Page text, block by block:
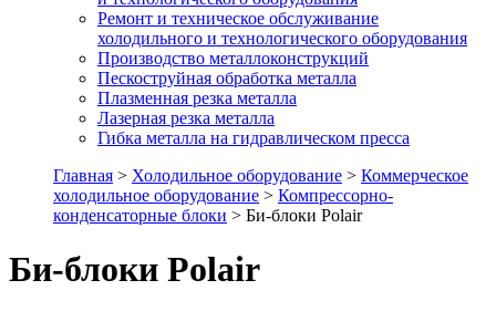
Ремонт и техническое обслуживание
холодильного и технологического оборудования
Производство металлоконструкций
Пескоструйная обработка металла
Плазменная резка металла
Лазерная резка металла
Гибка металла на гидравлическом пресса
Главная > Холодильное оборудование > Коммерческое
холодильное оборудование > Компрессорно-
конденсаторные блоки > Би-блоки Polair
Би-блоки Polair